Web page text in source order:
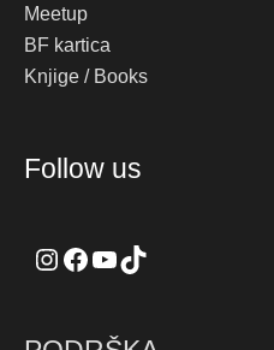
Meetup
BF kartica
Knjige / Books
Follow us